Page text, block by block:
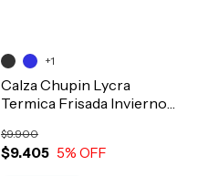
Calza Chupin Lycra
Termica Frisada Invierno
$9.405
$9.900
5% OFF
+1